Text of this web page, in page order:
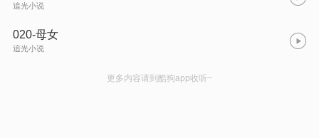
追光小说
020-母女
追光小说
更多内容请到酷狗app收听~